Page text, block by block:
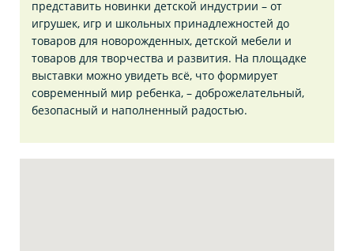
представить новинки детской индустрии – от
игрушек, игр и школьных принадлежностей до
товаров для новорожденных, детской мебели и
товаров для творчества и развития. На площадке
выставки можно увидеть всё, что формирует
современный мир ребенка, – доброжелательный,
безопасный и наполненный радостью.